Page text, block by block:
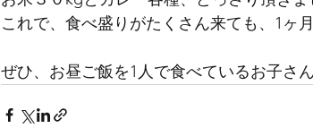
これで、食べ盛りがたくさん来ても、1ヶ
ぜひ、お昼ご飯を1人で食べているお子さ